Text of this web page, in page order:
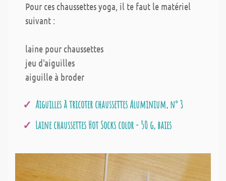
Pour ces chaussettes yoga, il te faut le matériel
suivant :
laine pour chaussettes
jeu d'aiguilles
aiguille à broder
Aiguilles à tricoter chaussettes Aluminium, n° 3
Laine chaussettes Hot Socks color - 50 g, baies